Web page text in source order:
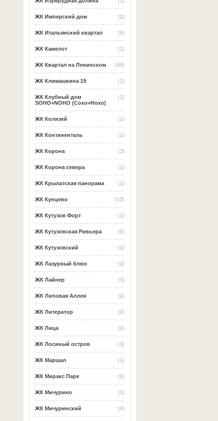
(2)
ЖК Имперский дом
(9)
ЖК Итальянский квартал
(1)
ЖК Камелот
(44)
ЖК Квартал на Ленинском
(1)
ЖК Климашкина 19
(1)
ЖК Клубный дом
SOHO+NOHO (Сохо+Нохо)
(1)
ЖК Колизей
(1)
ЖК Континенталь
(3)
ЖК Корона
(1)
ЖК Корона севера
(1)
ЖК Крылатская панорама
(13)
ЖК Кунцево
(1)
ЖК Кутузов Форт
(6)
ЖК Кутузовская Ривьера
(1)
ЖК Кутузовский
(1)
ЖК Лазурный блюз
(3)
ЖК Лайнер
(2)
ЖК Липовая Аллея
(2)
ЖК Литератор
(2)
ЖК Лица
(1)
ЖК Лосиный остров
(1)
ЖК Маршал
(9)
ЖК Миракс Парк
(2)
ЖК Мичурино
(4)
ЖК Мичуринский